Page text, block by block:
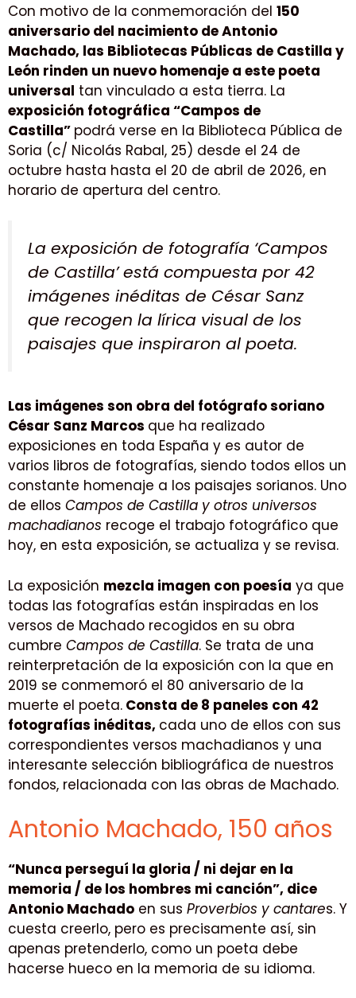
Con motivo de la conmemoración del 150
aniversario del nacimiento de Antonio
Machado, las Bibliotecas Públicas de Castilla y
León rinden un nuevo homenaje a este poeta
universal tan vinculado a esta tierra. La
exposición fotográfica “Campos de
Castilla” podrá verse en la Biblioteca Pública de
Soria (c/ Nicolás Rabal, 25) desde el 24 de
octubre hasta hasta el 20 de abril de 2026, en
horario de apertura del centro.
La exposición de fotografía ‘Campos
de Castilla’ está compuesta por 42
imágenes inéditas de César Sanz
que recogen la lírica visual de los
paisajes que inspiraron al poeta.
Las imágenes son obra del fotógrafo soriano
César Sanz Marcos que ha realizado
exposiciones en toda España y es autor de
varios libros de fotografías, siendo todos ellos un
constante homenaje a los paisajes sorianos. Uno
de ellos Campos de Castilla y otros universos
machadianos recoge el trabajo fotográfico que
hoy, en esta exposición, se actualiza y se revisa.
La exposición mezcla imagen con poesía ya que
todas las fotografías están inspiradas en los
versos de Machado recogidos en su obra
cumbre Campos de Castilla. Se trata de una
reinterpretación de la exposición con la que en
2019 se conmemoró el 80 aniversario de la
muerte el poeta. Consta de 8 paneles con 42
fotografías inéditas, cada uno de ellos con sus
correspondientes versos machadianos y una
interesante selección bibliográfica de nuestros
fondos, relacionada con las obras de Machado.
Antonio Machado, 150 años
“Nunca perseguí la gloria / ni dejar en la
memoria / de los hombres mi canción”, dice
Antonio Machado en sus Proverbios y cantares. Y
cuesta creerlo, pero es precisamente así, sin
apenas pretenderlo, como un poeta debe
hacerse hueco en la memoria de su idioma.